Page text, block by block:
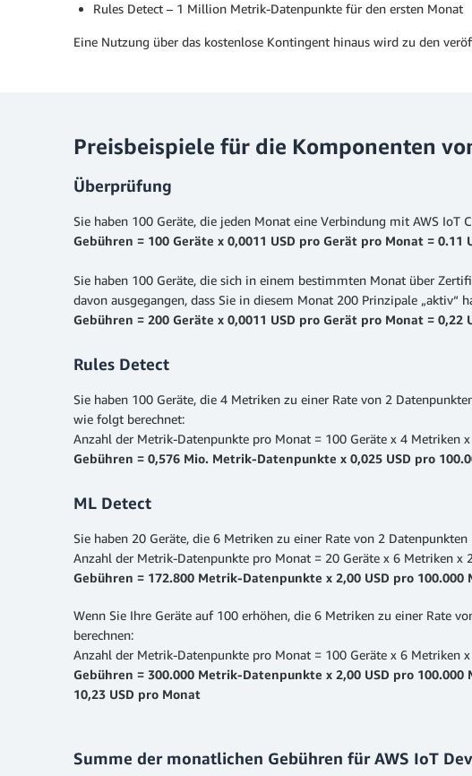
Rules Detect – 1 Million Metrik-Datenpunkte für den ersten Monat
Eine Nutzung über das kostenlose Kontingent hinaus wird zu den
Preisbeispiele für die Komponenten
Überprüfung
Sie haben 100 Geräte, die jeden Monat eine Verbindung mit AWS
Gebühren = 100 Geräte x 0,0011 USD pro Gerät pro Monat = 0.11
Sie haben 100 Geräte, die sich in einem bestimmten Monat über
davon ausgegangen, dass Sie in diesem Monat 200 Prinzipale „aktiv“
Gebühren = 200 Geräte x 0,0011 USD pro Gerät pro Monat = 0,22
Rules Detect
Sie haben 100 Geräte, die 4 Metriken zu einer Rate von 2
wie folgt berechnet:
Anzahl der Metrik-Datenpunkte pro Monat = 100 Geräte x 4 Metriken
Gebühren = 0,576 Mio. Metrik-Datenpunkte x 0,025 USD pro
ML Detect
Sie haben 20 Geräte, die 6 Metriken zu einer Rate von 2
Anzahl der Metrik-Datenpunkte pro Monat = 20 Geräte x 6 Metriken
Gebühren = 172.800 Metrik-Datenpunkte x 2,00 USD pro
Wenn Sie Ihre Geräte auf 100 erhöhen, die 6 Metriken zu einer Rate
berechnen:
Anzahl der Metrik-Datenpunkte pro Monat = 100 Geräte x 6 Metriken
Gebühren = 300.000 Metrik-Datenpunkte x 2,00 USD pro
10,23 USD pro Monat
Summe der monatlichen Gebühren für AWS IoT